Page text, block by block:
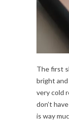
The first
bright and
very cold
don’t
is way